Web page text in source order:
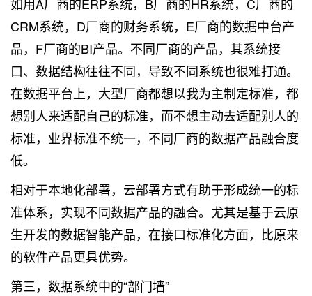
如用A厂商的ERP系统，B厂商的HR系统，C厂商的
CRM系统，D厂商的财务系统，E厂商的数据中台产
品，F厂商的BI产品。不同厂商的产品，其系统接
口、数据结构往往不同，导致不同系统也很难打通。
在数据平台上，大型厂商都想以我为主制定标准，都
想别人来适配自己的标准，而不想主动去适配别人的
标准，业界标准不统一，不同厂商的数据产品融合度
低。
相对于本地化部署，云部署方式有助于形成统一的标
准体系，实现不同数据产品的融合。尤其是基于云原
生开发的数据智能产品，在接口标准化方面，比原来
的软件产品更具优势。
第三，数据系统中的“部门墙”